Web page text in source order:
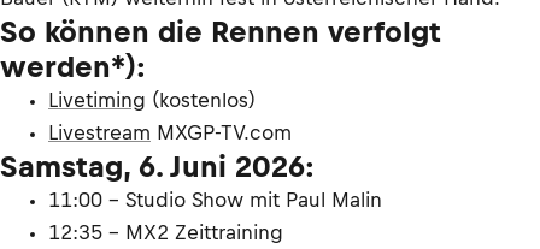
So können die Rennen verfolgt
werden*):
Livetiming (kostenlos)
Livestream MXGP-TV.com
Samstag, 6. Juni 2026:
11:00 – Studio Show mit Paul Malin
12:35 – MX2 Zeittraining